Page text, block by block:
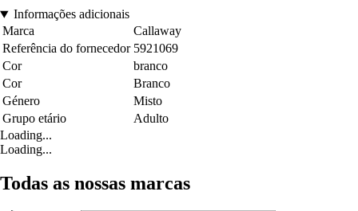
Informações adicionais
Marca
Callaway
Referência do fornecedor 5921069
Cor
branco
Cor
Branco
Género
Misto
Grupo etário
Adulto
Loading...
Loading...
Todas as nossas marcas